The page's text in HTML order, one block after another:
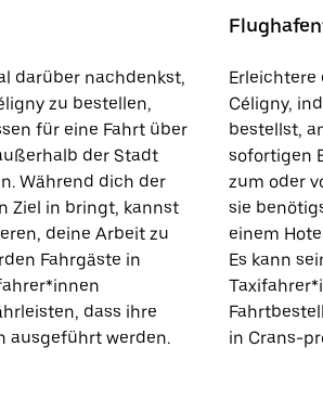
darüber nachdenkst,
zu bestellen,
für eine Fahrt über
der Stadt
Während dich der
Ziel in bringt, kannst
deine Arbeit zu
Fahrgäste in
dass ihre
ausgeführt werden.
Céligny,
bestellst,
sofortigen
zum oder
sie
einem
Es kann
in Crans-